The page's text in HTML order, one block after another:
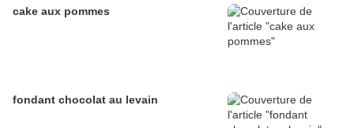
cake aux pommes
fondant chocolat au levain